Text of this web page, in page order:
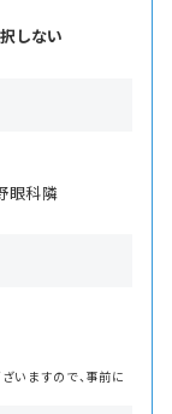
しない
眼科隣
いますので、事前に